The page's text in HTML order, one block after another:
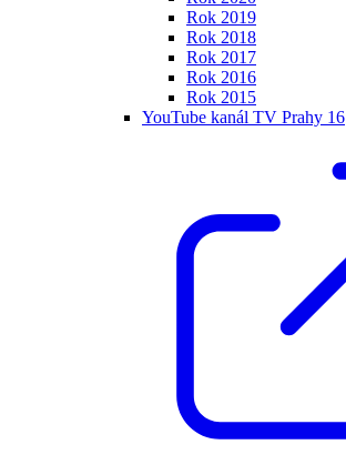
Rok 2019
Rok 2018
Rok 2017
Rok 2016
Rok 2015
YouTube kanál TV Prahy 16